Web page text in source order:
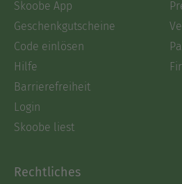
Skoobe App
Geschenkgutscheine
Code einlösen
Hilfe
Barrierefreiheit
Login
Skoobe liest
Rechtliches